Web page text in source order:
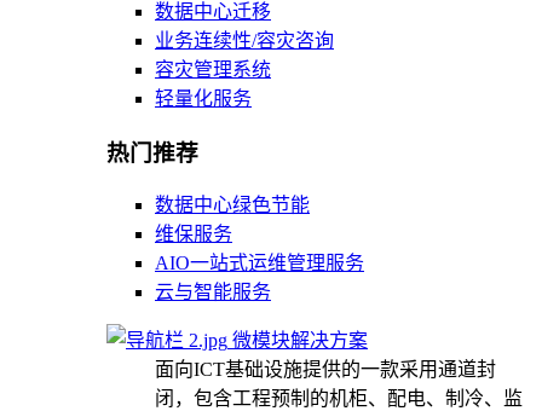
数据中心迁移
业务连续性/容灾咨询
容灾管理系统
轻量化服务
热门推荐
数据中心绿色节能
维保服务
AIO一站式运维管理服务
云与智能服务
微模块解决方案
面向ICT基础设施提供的一款采用通道封
闭，包含工程预制的机柜、配电、制冷、监